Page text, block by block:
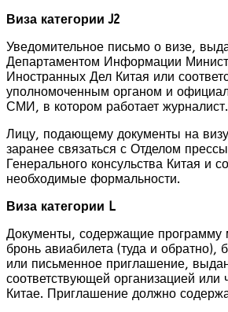
Виза категории J2
Уведомительное письмо о визе,
Департаментом Информации
Иностранных Дел Китая или
уполномоченным органом и
СМИ, в котором работает журналист.
Лицу, подающему документы на
заранее связаться с Отделом
Генерального консульства Китая и
необходимые формальности.
Виза категории L
Документы, содержащие программу
бронь авиабилета (туда и обратно),
или письменное приглашение,
соответствующей организацией
Китае. Приглашение должно